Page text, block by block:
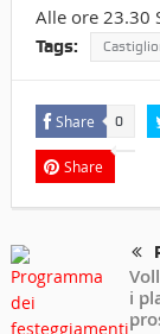
Alle ore 23.30
Tags:
Share 0
Share
i